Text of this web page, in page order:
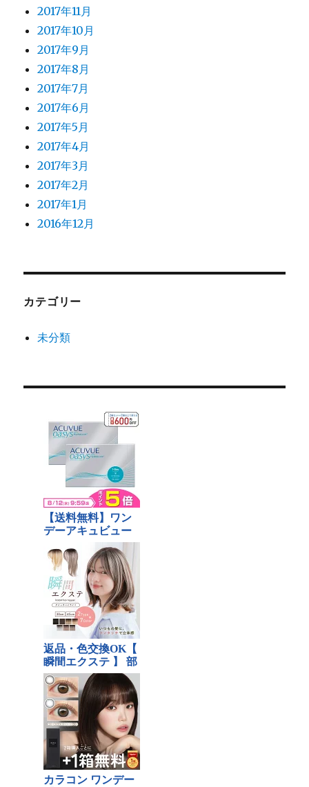
2017年11月
2017年10月
2017年9月
2017年8月
2017年7月
2017年6月
2017年5月
2017年4月
2017年3月
2017年2月
2017年1月
2016年12月
カテゴリー
未分類